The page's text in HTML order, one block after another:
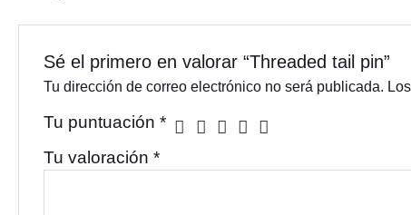
Sé el primero en valorar “Threaded tail pin”
Tu dirección de correo electrónico no será publicada.
Tu puntuación *
Tu valoración *